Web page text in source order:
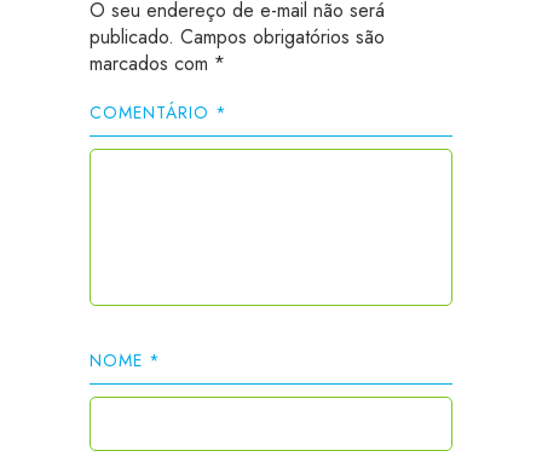
O seu endereço de e-mail não será
publicado. Campos obrigatórios são
marcados com *
COMENTÁRIO *
NOME *